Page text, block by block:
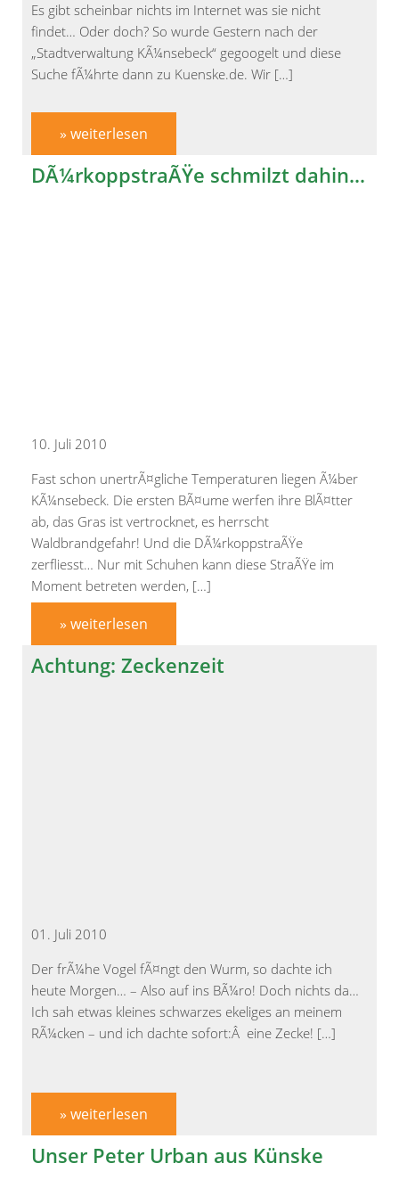
Es gibt scheinbar nichts im Internet was sie nicht
findet… Oder doch? So wurde Gestern nach der
„Stadtverwaltung KÃ¼nsebeck“ gegoogelt und diese
Suche fÃ¼hrte dann zu Kuenske.de. Wir […]
» weiterlesen
DÃ¼rkoppstraÃŸe schmilzt dahin…
10. Juli 2010
Fast schon unertrÃ¤gliche Temperaturen liegen Ã¼ber
KÃ¼nsebeck. Die ersten BÃ¤ume werfen ihre BlÃ¤tter
ab, das Gras ist vertrocknet, es herrscht
Waldbrandgefahr! Und die DÃ¼rkoppstraÃŸe
zerfliesst… Nur mit Schuhen kann diese StraÃŸe im
Moment betreten werden, […]
» weiterlesen
Achtung: Zeckenzeit
01. Juli 2010
Der frÃ¼he Vogel fÃ¤ngt den Wurm, so dachte ich
heute Morgen… – Also auf ins BÃ¼ro! Doch nichts da…
Ich sah etwas kleines schwarzes ekeliges an meinem
RÃ¼cken – und ich dachte sofort:Â eine Zecke! […]
» weiterlesen
Unser Peter Urban aus Künske